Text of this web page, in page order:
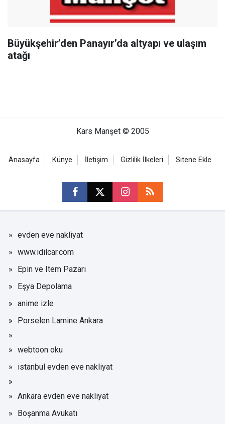
Büyükşehir’den Panayır’da altyapı ve ulaşım
atağı
Kars Manşet © 2005
Anasayfa Künye İletişim Gizlilik İlkeleri Sitene Ekle
evden eve nakliyat
www.idilcar.com
Epin ve Item Pazarı
Eşya Depolama
anime izle
Porselen Lamine Ankara
webtoon oku
istanbul evden eve nakliyat
Ankara evden eve nakliyat
Boşanma Avukatı